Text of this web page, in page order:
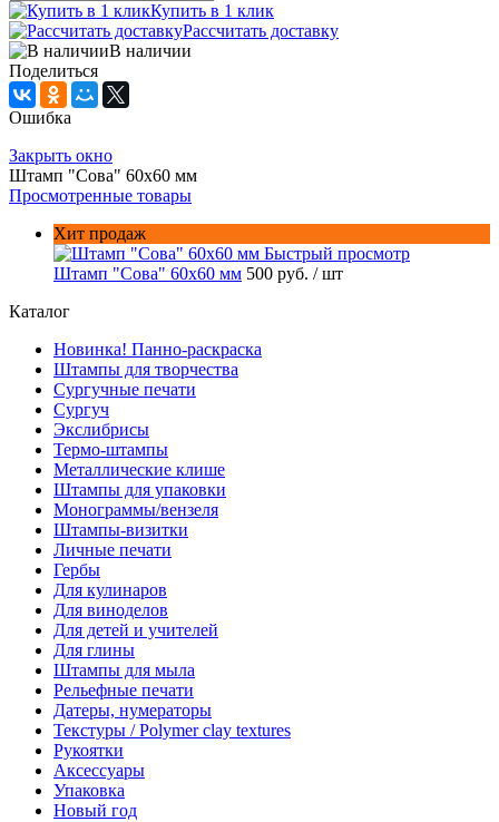
Купить в 1 клик
Рассчитать доставку
В наличии
Поделиться
Ошибка
Закрыть окно
Штамп "Сова" 60х60 мм
Просмотренные товары
Хит продаж
Быстрый просмотр
Штамп "Сова" 60х60 мм 500 руб. / шт
Каталог
Новинка! Панно-раскраска
Штампы для творчества
Сургучные печати
Сургуч
Экслибрисы
Термо-штампы
Металлические клише
Штампы для упаковки
Монограммы/вензеля
Штампы-визитки
Личные печати
Гербы
Для кулинаров
Для виноделов
Для детей и учителей
Для глины
Штампы для мыла
Рельефные печати
Датеры, нумераторы
Текстуры / Polymer clay textures
Рукоятки
Аксессуары
Упаковка
Новый год